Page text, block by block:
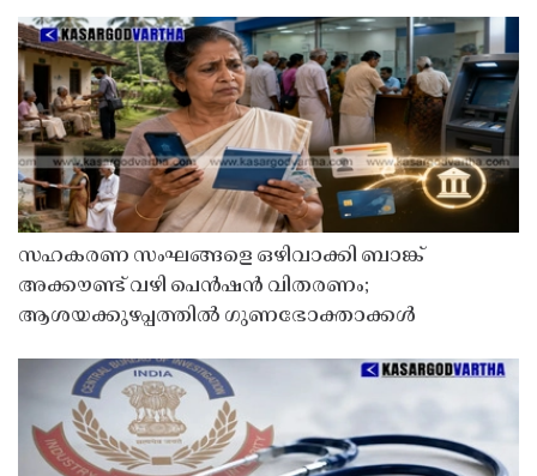
സഹകരണ സംഘങ്ങളെ ഒഴിവാക്കി ബാങ്ക്
അക്കൗണ്ട് വഴി പെൻഷൻ വിതരണം;
ആശയക്കുഴപ്പത്തിൽ ഗുണഭോക്താക്കൾ